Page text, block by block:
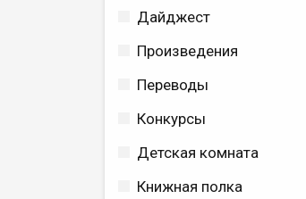
Дайджест
Произведения
Переводы
Конкурсы
Детская комната
Книжная полка